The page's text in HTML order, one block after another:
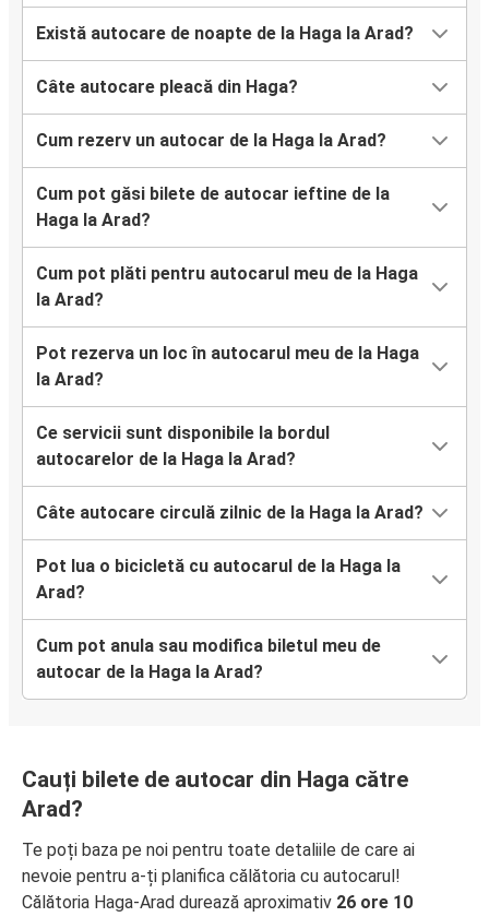
Există autocare de noapte de la Haga la Arad?
Câte autocare pleacă din Haga?
Cum rezerv un autocar de la Haga la Arad?
Cum pot găsi bilete de autocar ieftine de la
Haga la Arad?
Cum pot plăti pentru autocarul meu de la Haga
la Arad?
Pot rezerva un loc în autocarul meu de la Haga
la Arad?
Ce servicii sunt disponibile la bordul
autocarelor de la Haga la Arad?
Câte autocare circulă zilnic de la Haga la Arad?
Pot lua o bicicletă cu autocarul de la Haga la
Arad?
Cum pot anula sau modifica biletul meu de
autocar de la Haga la Arad?
Cauți bilete de autocar din Haga către
Arad?
Te poți baza pe noi pentru toate detaliile de care ai
nevoie pentru a-ți planifica călătoria cu autocarul!
Călătoria Haga-Arad durează aproximativ 26 ore 10